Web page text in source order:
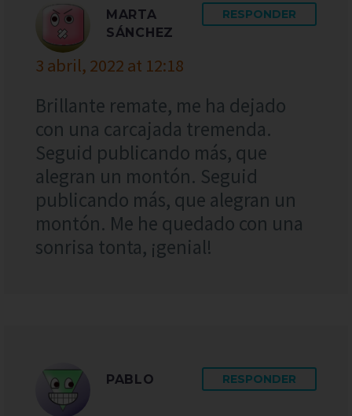
MARTA
SÁNCHEZ
3 abril, 2022 at 12:18
RESPONDER
Brillante remate, me ha dejado
con una carcajada tremenda.
Seguid publicando más, que
alegran un montón. Seguid
publicando más, que alegran un
montón. Me he quedado con una
sonrisa tonta, ¡genial!
PABLO RESPONDER